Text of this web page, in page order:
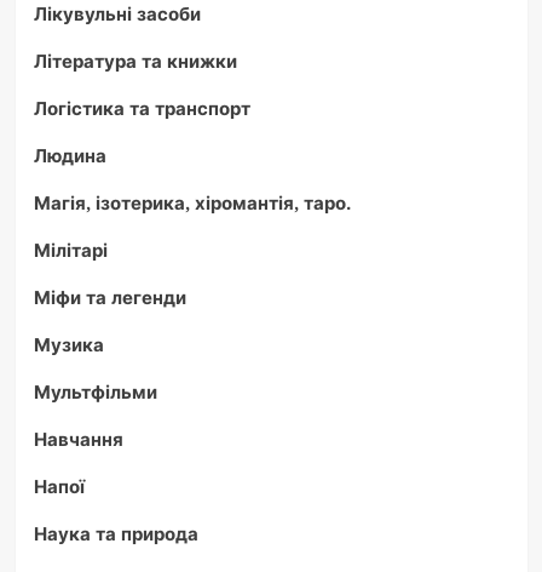
Лікувульні засоби
Література та книжки
Логістика та транспорт
Людина
Магія, ізотерика, хіромантія, таро.
Мілітарі
Міфи та легенди
Музика
Мультфільми
Навчання
Напої
Наука та природа